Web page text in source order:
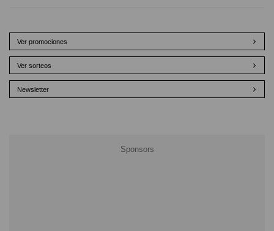
Ver promociones
Ver sorteos
Newsletter